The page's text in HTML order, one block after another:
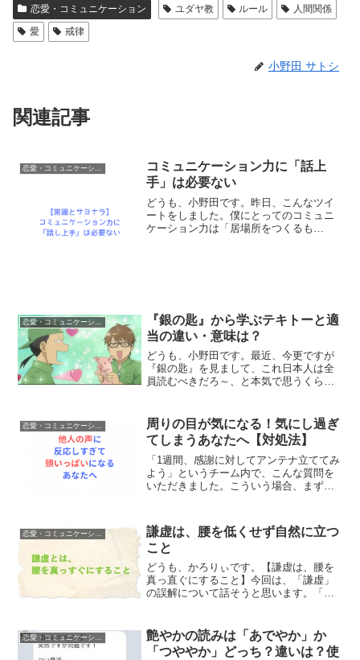
恋愛・コミュニケーション ユダヤ教 ルール
人間関係
愛
戒律
小野田 サトシ
関連記事
恋愛・コミュニケーション
コミュニケーション力に「話上
手」は必要ない
どうも、小野田です。昨日、こんなツイ
ートをしました。僕にとってのコミュニ
ケーション力は「居場所をつくるも
恋愛・コミュニケーション
『銀の匙』から学ぶテキトーと適
当の違い・意味は？
どうも、小野田です。最近、今更ですが
『銀の匙』を見まして、これ日本人は全
員読むべきだろ～、と本気で思うくらい
ティ！」だったと思いますが、このキャ
ッチコピーはずるいですね...
恋愛・コミュニケーション
周りの目が気になる！気にし過ぎ
てしまうあなたへ【対処法】
「1週間、感謝に対してアンテナ立ててみ
よう」というチーム内で、こんな質問を
いただきました。こういう場合、まず
トレスの常識を覆す」をテーマにして発
信してたんですが、そのと...
謙虚は、腰を低くせず自然に立つ
こと
どうも、かろりぃです。【謙虚は、腰を
真っ直ぐにすること】今回は、「謙虚」
の誤解について話そうと思います。「謙
い人」みたいなイメージがあるんじゃな
いかなと思います。でも実...
恋愛・コミュニケーション
艶やかの読みは「あでやか」か
「つややか」どっち？違いは？使